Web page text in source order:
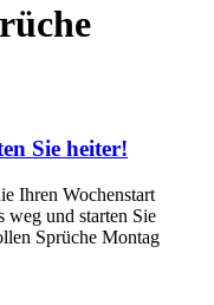
Sie heiter!
Ihren Wochenstart
weg und starten Sie
Sprüche Montag